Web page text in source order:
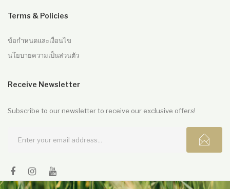
Terms & Policies
ข้อกำหนดและเงื่อนไข
นโยบายความเป็นส่วนตัว
Receive Newsletter
Subscribe to our newsletter to receive our exclusive offers!